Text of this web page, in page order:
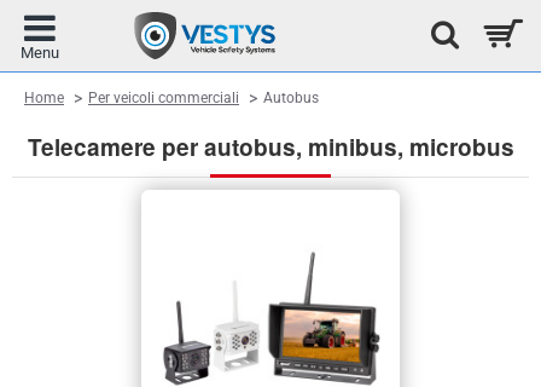
Telecamere per autobus, minibus, microbus
HomehomePer veicoli commerciali Autobus